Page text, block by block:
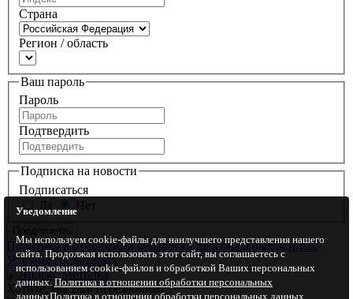
Страна
Регион / область
Ваш пароль
Пароль
Подтвердить
Подписка на новости
Подписаться
Да
Нет
Политика в отношении обработки персональных данных
Условия соглашения
Хотите, мы Вам перезвоним?
Уведомление
Мы используем cookie-файлы для наилучшего представления нашего
сайта. Продолжая использовать этот сайт, вы соглашаетесь с
использованием cookie-файлов и обработкой Ваших персональных
данных.Политика в отношении обработки персональных
данныхПолитика в отношении обработки персональных данных